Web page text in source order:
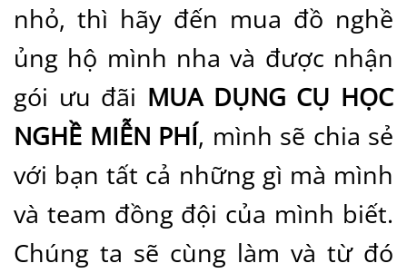
nhỏ, thì hãy đến mua đồ nghề
ủng hộ mình nha và được nhận
gói ưu đãi MUA DỤNG CỤ HỌC
NGHỀ MIỄN PHÍ, mình sẽ chia sẻ
với bạn tất cả những gì mà mình
và team đồng đội của mình biết.
Chúng ta sẽ cùng làm và từ đó